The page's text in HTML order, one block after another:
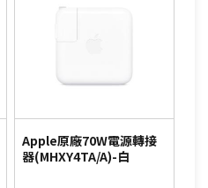
Apple原廠70W電源轉接
器(MHXY4TA/A)-白